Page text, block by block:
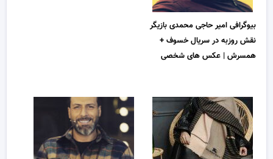
بیوگرافی امیر حاجی محمدی بازیگر
نقش روزبه در سریال خسوف +
همسرش | عکس های شخصی